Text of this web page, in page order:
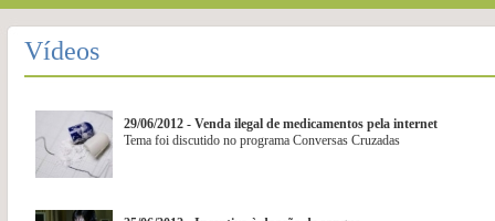
Vídeos
29/06/2012 - Venda ilegal de medicamentos pela internet
Tema foi discutido no programa Conversas Cruzadas